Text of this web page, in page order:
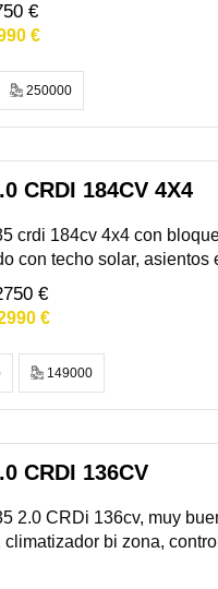
€
€
250000
CRDI 184CV 4X4
crdi 184cv 4x4 con
con techo solar,
€
€
149000
CRDI 136CV
2.0 CRDi 136cv, muy
bi zona,